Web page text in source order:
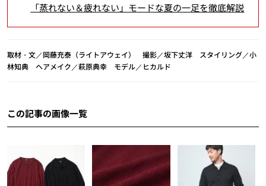
「蒸れない＆疲れない」モードな夏の一足を徹底解説
取材・文／岡藤充泰（ライトアウェイ） 撮影／坂下丈洋 スタイリング／小
林知典 ヘアメイク／萩原典幸 モデル／ヒカルド
この記事の画像一覧